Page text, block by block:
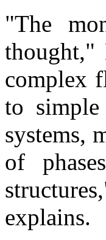
"The
thought,"
complex
to
systems,
of
explains.